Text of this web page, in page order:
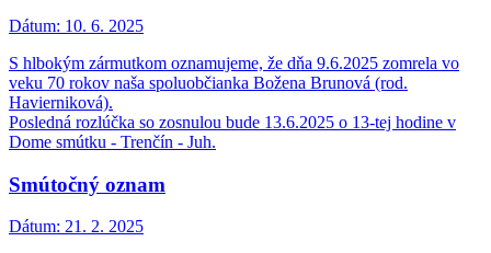
Dátum: 10. 6. 2025
S hlbokým zármutkom oznamujeme, že dňa 9.6.2025 zomrela vo
veku 70 rokov naša spoluobčianka Božena Brunová (rod.
Havierniková).
Posledná rozlúčka so zosnulou bude 13.6.2025 o 13-tej hodine v
Dome smútku - Trenčín - Juh.
Smútočný oznam
Dátum: 21. 2. 2025